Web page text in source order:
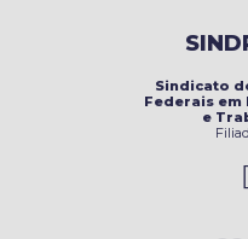
Sindicato
Federais em
e